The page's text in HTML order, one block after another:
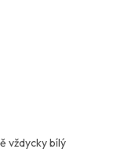
vždycky bílý